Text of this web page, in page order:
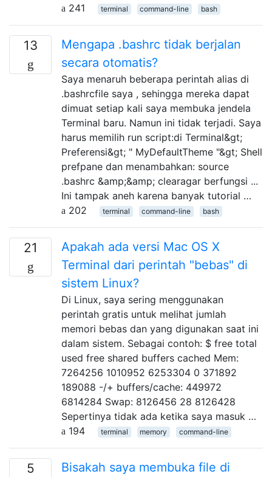
241
terminal command-line bash
13
Mengapa .bashrc tidak berjalan
secara otomatis?
Saya menaruh beberapa perintah alias di
.bashrcfile saya , sehingga mereka dapat
dimuat setiap kali saya membuka jendela
Terminal baru. Namun ini tidak terjadi. Saya
harus memilih run script:di Terminal&gt;
Preferensi&gt; " MyDefaultTheme "&gt; Shell
prefpane dan menambahkan: source
.bashrc &amp;&amp; clearagar berfungsi ...
Ini tampak aneh karena banyak tutorial …
202
terminal command-line bash
21
Apakah ada versi Mac OS X
Terminal dari perintah "bebas" di
sistem Linux?
Di Linux, saya sering menggunakan
perintah gratis untuk melihat jumlah
memori bebas dan yang digunakan saat ini
dalam sistem. Sebagai contoh: $ free total
used free shared buffers cached Mem:
7264256 1010952 6253304 0 371892
189088 -/+ buffers/cache: 449972
6814284 Swap: 8126456 28 8126428
Sepertinya tidak ada ketika saya masuk …
194
terminal memory command-line
5
Bisakah saya membuka file di